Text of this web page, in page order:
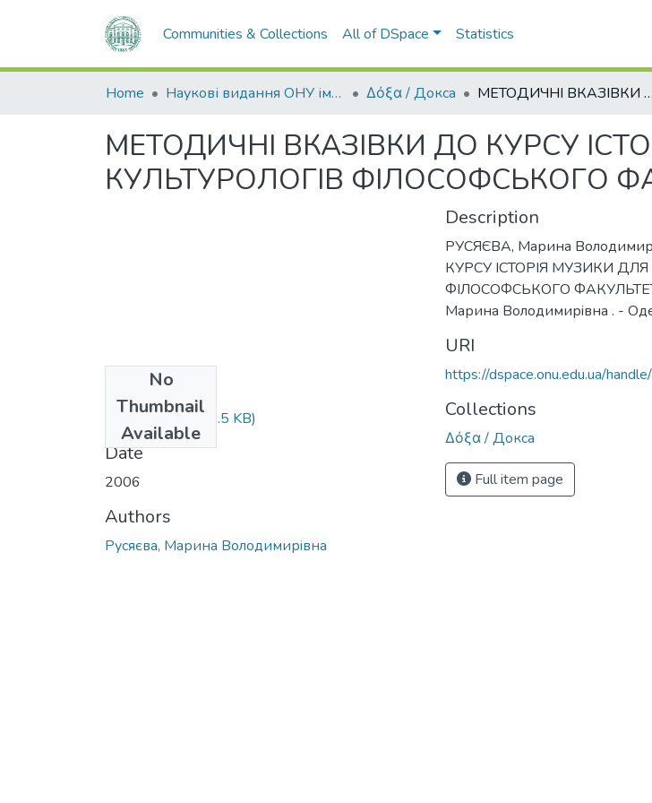
Communities & Collections All of DSpace Statistics
Home Наукові видання ОНУ імені І. І. Мечникова Δόξα / Докса МЕТОДИЧНI ВКАЗIВКИ ДО КУРСУ IСТОРIЯ МУЗИКИ ДЛЯ СТУДЕНТIВ-КУЛЬТУРОЛОГIВ ФIЛОСОФСЬКОГО ФАКУЛЬТЕТУ
МЕТОДИЧНI ВКАЗIВКИ ДО КУРСУ
КУЛЬТУРОЛОГIВ ФIЛОСОФСЬКОГО
No
Thumbnail
Available
Русяєва.doc(206.5 KB)
Date
2006
Authors
Русяєва, Марина Володимирiвна
Description
РУСЯЄВА, Марина
КУРСУ IСТОРIЯ МУЗИКИ
ФIЛОСОФСЬКОГО
Марина Володимирiвна . -
URI
https://dspace.onu.edu.ua/
Collections
Δόξα / Докса
Full item page